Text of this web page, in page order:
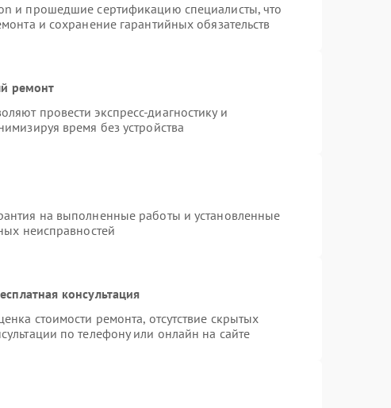
и прошедшие сертификацию специалисты, что
и сохранение гарантийных обязательств
ремонт
провести экспресс-диагностику и
время без устройства
на выполненные работы и установленные
неисправностей
консультация
стоимости ремонта, отсутствие скрытых
по телефону или онлайн на сайте